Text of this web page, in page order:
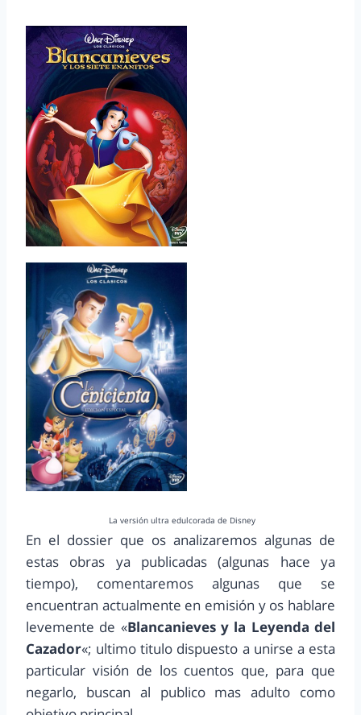
La versión ultra edulcorada de Disney
En el dossier que os analizaremos algunas de
estas obras ya publicadas (algunas hace ya
tiempo), comentaremos algunas que se
encuentran actualmente en emisión y os hablare
levemente de «Blancanieves y la Leyenda del
Cazador«; ultimo titulo dispuesto a unirse a esta
particular visión de los cuentos que, para que
negarlo, buscan al publico mas adulto como